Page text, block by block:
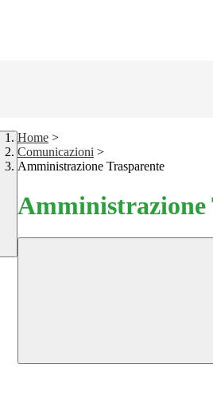
Home >
Comunicazioni >
Amministrazione Trasparente
Amministrazione